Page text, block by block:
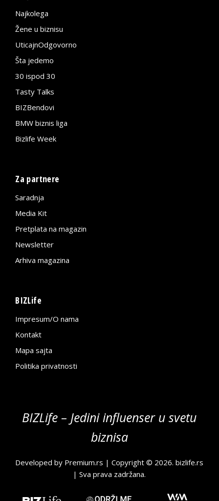
Najkolega
Žene u biznisu
UticajnOdgovorno
Šta jedemo
30 ispod 30
Tasty Talks
BIZBendovi
BMW biznis liga
Bizlife Week
Za partnere
Saradnja
Media Kit
Pretplata na magazin
Newsletter
Arhiva magazina
BIZLife
Impresum/O nama
Kontakt
Mapa sajta
Politika privatnosti
BIZLife – Jedini influenser u svetu
biznisa
Developed by Premium.rs | Copyright © 2026.bizlife.rs
| Sva prava zadržana.